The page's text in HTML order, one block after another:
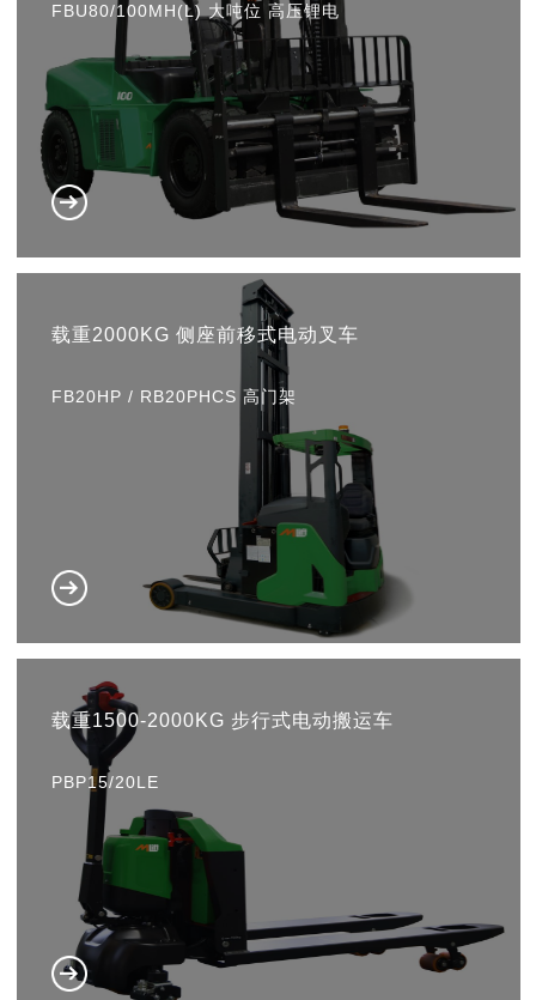
FBU80/100MH(L) 大吨位 高压锂电
载重2000KG 侧座前移式电动叉车
FB20HP / RB20PHCS 高门架
载重1500-2000KG 步行式电动搬运车
PBP15/20LE